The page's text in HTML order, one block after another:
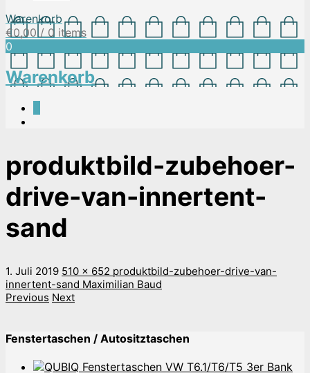
Warenkorb
€0,00 / 0 items
0
Warenkorb
produktbild-zubehoer-
drive-van-innertent-
sand
1. Juli 2019 510 x 652 produktbild-zubehoer-drive-van-
innertent-sand Maximilian Baud
Previous Next
Fenstertaschen / Autositztaschen